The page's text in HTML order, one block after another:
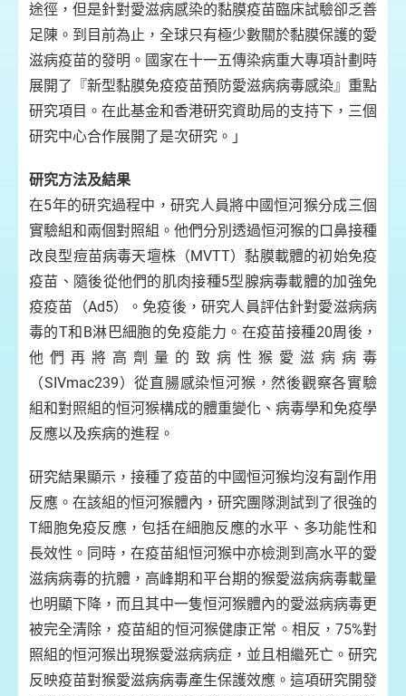
途徑，但是針對愛滋病感染的黏膜疫苗臨床試驗卻乏善
足陳。到目前為止，全球只有極少數關於黏膜保護的愛
滋病疫苗的發明。國家在十一五傳染病重大專項計劃時
展開了『新型黏膜免疫疫苗預防愛滋病病毒感染』重點
研究項目。在此基金和香港研究資助局的支持下，三個
研究中心合作展開了是次研究。」
研究方法及結果
在5年的研究過程中，研究人員將中國恒河猴分成三個
實驗組和兩個對照組。他們分別透過恒河猴的口鼻接種
改良型痘苗病毒天壇株（MVTT）黏膜載體的初始免疫
疫苗、隨後從他們的肌肉接種5型腺病毒載體的加強免
疫疫苗（Ad5）。免疫後，研究人員評估針對愛滋病病
毒的T和B淋巴細胞的免疫能力。在疫苗接種20周後，
他們再將高劑量的致病性猴愛滋病病毒
（SIVmac239）從直腸感染恒河猴，然後觀察各實驗
組和對照組的恒河猴構成的體重變化、病毒學和免疫學
反應以及疾病的進程。
研究結果顯示，接種了疫苗的中國恒河猴均沒有副作用
反應。在該組的恒河猴體內，研究團隊測試到了很強的
T細胞免疫反應，包括在細胞反應的水平、多功能性和
長效性。同時，在疫苗組恒河猴中亦檢測到高水平的愛
滋病病毒的抗體，高峰期和平台期的猴愛滋病病毒載量
也明顯下降，而且其中一隻恒河猴體內的愛滋病病毒更
被完全清除，疫苗組的恒河猴健康正常。相反，75%對
照組的恒河猴出現猴愛滋病病症，並且相繼死亡。研究
反映疫苗對猴愛滋病病毒產生保護效應。這項研究開發